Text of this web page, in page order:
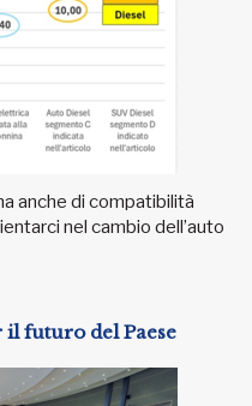
anche di compatibilità
nel cambio dell’auto
il futuro del Paese